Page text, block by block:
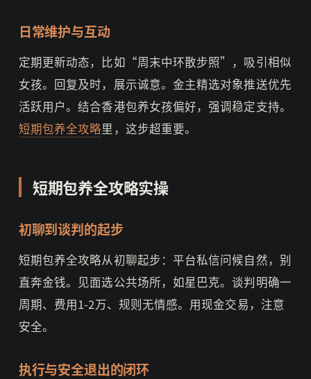
日常维护与互动
定期更新动态，比如“周末中环散步照”，吸引相似
女孩。回复及时，展示诚意。金主精选对象推送优先
活跃用户。结合香港包养女孩偏好，强调稳定支持。
短期包养全攻略里，这步超重要。
短期包养全攻略实操
初聊到谈判的起步
短期包养全攻略从初聊起步：平台私信问候自然，别
直奔金钱。见面选公共场所，如星巴克。谈判明确一
周期、费用1-2万、规则无情感。用现金交易，注意
安全。
执行与安全退出的闭环